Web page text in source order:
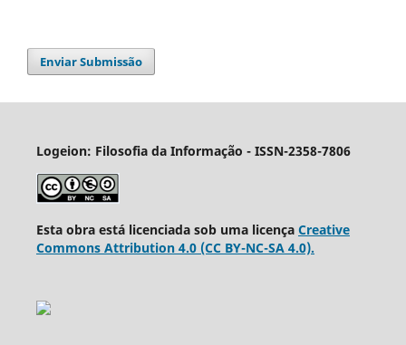
Enviar Submissão
Logeion: Filosofia da Informação - ISSN-2358-7806
Esta obra está licenciada sob uma licença Creative
Commons Attribution 4.0 (CC BY-NC-SA 4.0).